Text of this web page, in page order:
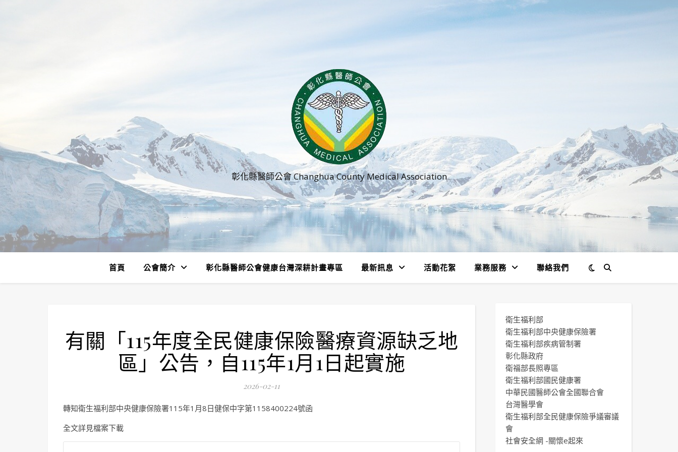
彰化縣醫師公會 Changhua County Medical Association
首頁 公會簡介 彰化縣醫師公會健康台灣深耕計畫專區 最新訊息 活動花絮 業務服務 聯絡我們
有關「115年度全民健康保險醫療資源缺乏地
區」公告，自115年1月1日起實施
2026-02-11
轉知衛生福利部中央健康保險署115年1月8日健保中字第1158400224號函
全文詳見檔案下載
衛生福利部
衛生福利部中央健康保險署
衛生福利部疾病管制署
彰化縣政府
衛福部長照專區
衛生福利部國民健康署
中華民國醫師公會全國聯合會
台灣醫學會
衛生福利部全民健康保險爭議審議
會
社會安全網 -關懷e起來